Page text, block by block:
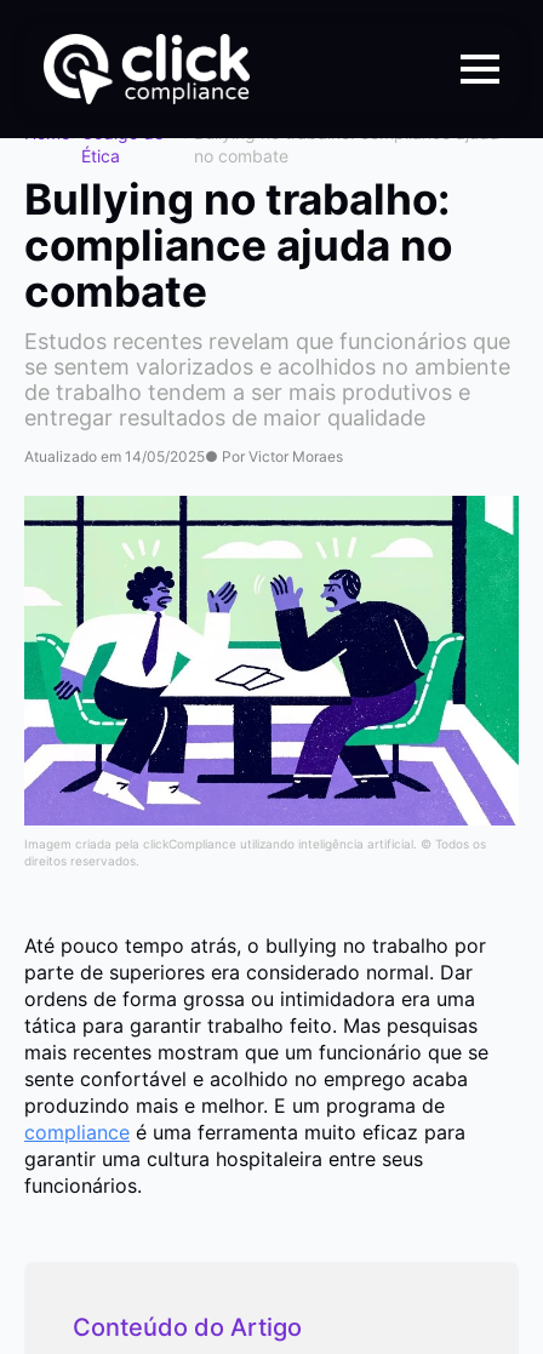
Ética
no combate
Bullying no trabalho:
compliance ajuda no
combate
Estudos recentes revelam que funcionários que
se sentem valorizados e acolhidos no ambiente
de trabalho tendem a ser mais produtivos e
entregar resultados de maior qualidade
Atualizado em 14/05/2025● Por Victor Moraes
Imagem criada pela clickCompliance utilizando inteligência artificial. © Todos os
direitos reservados.
Até pouco tempo atrás, o bullying no trabalho por
parte de superiores era considerado normal. Dar
ordens de forma grossa ou intimidadora era uma
tática para garantir trabalho feito. Mas pesquisas
mais recentes mostram que um funcionário que se
sente confortável e acolhido no emprego acaba
produzindo mais e melhor. E um programa de
compliance é uma ferramenta muito eficaz para
garantir uma cultura hospitaleira entre seus
funcionários.
Conteúdo do Artigo